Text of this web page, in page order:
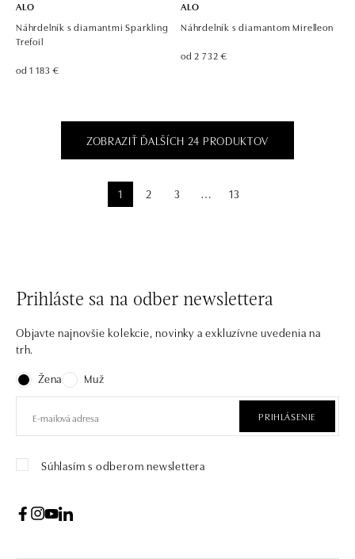
ALO
Náhrdelník s diamantmi Sparkling
Trefoil
od 1 183 €
ALO
Náhrdelník s diamantom Mirelleon
od 2 732 €
ZOBRAZIŤ ĎALŠÍCH 24 PRODUKTOV
1 2 3 ⋯ 13
Prihláste sa na odber newslettera
Objavte najnovšie kolekcie, novinky a exkluzívne uvedenia na
trh.
Žena
Muž
PRIHLÁSENIE
Súhlasím s odberom newslettera